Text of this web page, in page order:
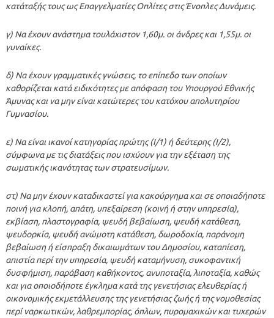
κατάταξής τους ως Επαγγελματίες Οπλίτες στις Ένοπλες Δυνάμεις.
γ) Να έχουν ανάστημα τουλάχιστον 1,60μ. οι άνδρες και 1,55μ. οι
γυναίκες.
δ) Να έχουν γραμματικές γνώσεις, το επίπεδο των οποίων
καθορίζεται κατά ειδικότητες με απόφαση του Υπουργού Εθνικής
Άμυνας και να μην είναι κατώτερες του κατόχου απολυτηρίου
Γυμνασίου.
ε) Να είναι ικανοί κατηγορίας πρώτης (Ι/1) ή δεύτερης (Ι/2),
σύμφωνα με τις διατάξεις που ισχύουν για την εξέταση της
σωματικής ικανότητας των στρατευσίμων.
στ) Να μην έχουν καταδικαστεί για κακούργημα και σε οποιαδήποτε
ποινή για κλοπή, απάτη, υπεξαίρεση (κοινή ή στην υπηρεσία),
εκβίαση, πλαστογραφία, ψευδή βεβαίωση, ψευδή κατάθεση,
ψευδορκία, ψευδή ανώμοτη κατάθεση, δωροδοκία, παράνομη
βεβαίωση ή είσπραξη δικαιωμάτων του Δημοσίου, καταπίεση,
απιστία περί την υπηρεσία, ψευδή καταμήνυση, συκοφαντική
δυσφήμιση, παράβαση καθήκοντος, ανυποταξία, λιποταξία, καθώς
και για οποιοδήποτε έγκλημα κατά της γενετήσιας ελευθερίας ή
οικονομικής εκμετάλλευσης της γενετήσιας ζωής ή της νομοθεσίας
περί ναρκωτικών, λαθρεμπορίας, όπλων, πυρομαχικών και τυχερών